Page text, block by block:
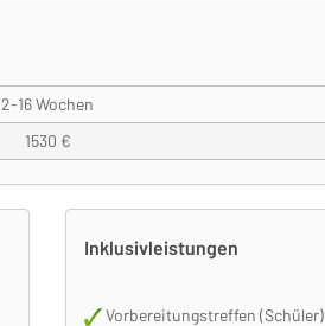
2-16 Wochen
1530 €
Inklusivleistungen
Vorbereitungstreffen (Schüler)